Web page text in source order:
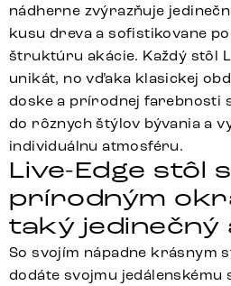
nádherne zvýrazňuje
kusu dreva a sofistikovane
štruktúru akácie. Každý stôl
unikát, no vďaka klasickej
doske a prírodnej farebnosti
do rôznych štýlov bývania a
individuálnu atmosféru.
Live-Edge stôl s
prírodným
taký jedinečný
So svojím nápadne krásnym
dodáte svojmu jedálenskému